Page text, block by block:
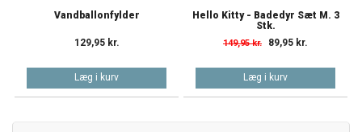
Vandballonfylder
129,95 kr.
Læg i kurv
Hello Kitty - Badedyr Sæt M. 3
Stk.
149,95 kr. 89,95 kr.
Læg i kurv